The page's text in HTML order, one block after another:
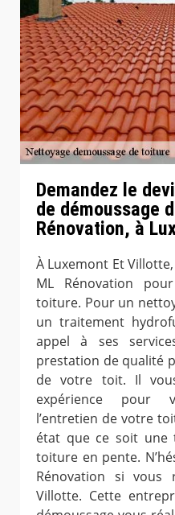
Demandez le
de démoussage
Rénovation, à
À Luxemont Et
ML Rénovation
toiture. Pour un
un traitement
appel à ses
prestation de qualité
de votre toit. Il
expérience pour
l’entretien de votre
état que ce soit une
toiture en pente.
Rénovation si vous
Villotte. Cette